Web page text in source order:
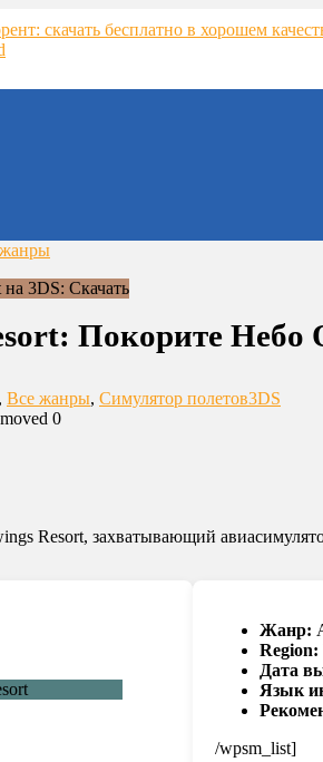
Покорите Небо
, Все жанры, Симулятор полетов3DS
0
Resort, захватывающий
Жанр:
Region:
Дата
Язык
/wpsm_list]